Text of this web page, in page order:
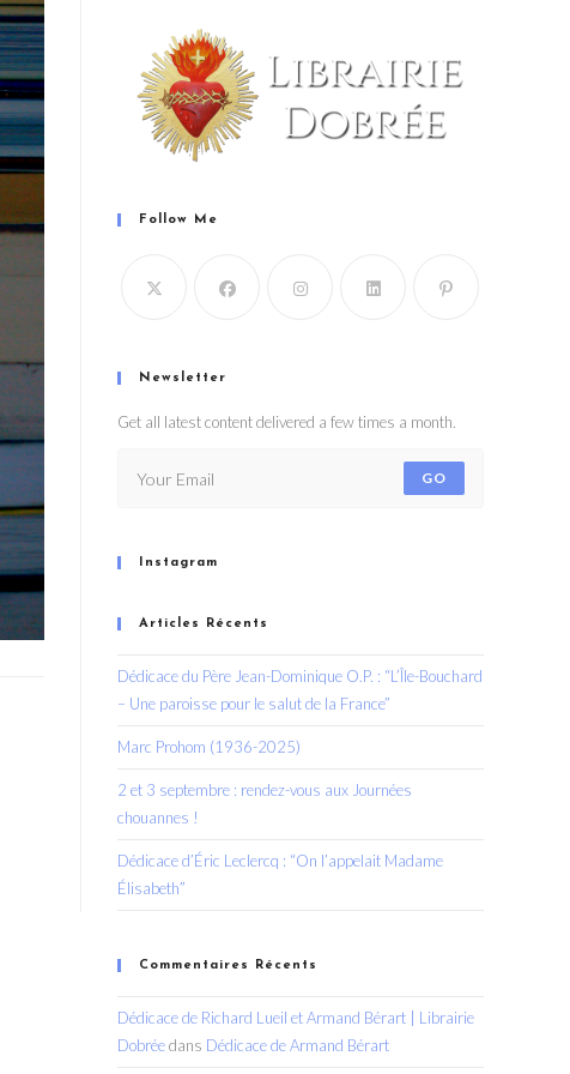
Follow Me
Newsletter
Get all latest content delivered a few times a month.
GO
Instagram
Articles Récents
Dédicace du Père Jean-Dominique O.P. : “L’Île-Bouchard
– Une paroisse pour le salut de la France”
Marc Prohom (1936-2025)
2 et 3 septembre : rendez-vous aux Journées
chouannes !
Dédicace d’Éric Leclercq : “On l’appelait Madame
Élisabeth”
Commentaires Récents
Dédicace de Richard Lueil et Armand Bérart | Librairie
Dobréedans Dédicace de Armand Bérart